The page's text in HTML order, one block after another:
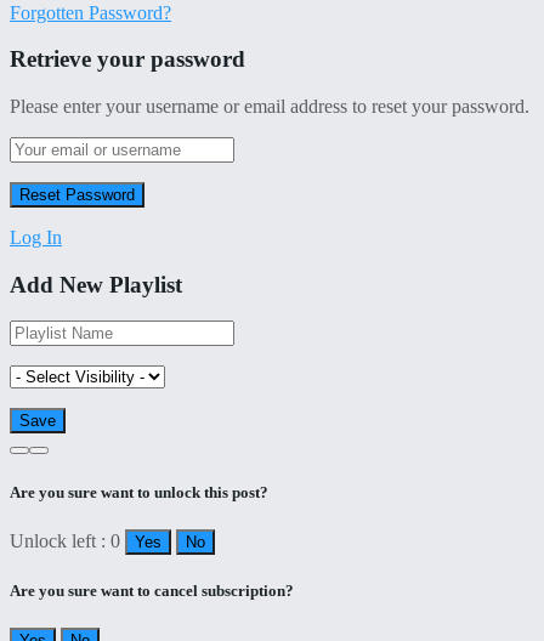
Forgotten Password?
Retrieve your password
Please enter your username or email address to reset your password.
Log In
Add New Playlist
Are you sure want to unlock this post?
Unlock left : 0 Yes No
Are you sure want to cancel subscription?